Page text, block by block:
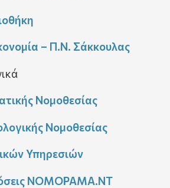
– Π.Ν. Σάκκουλας
Νομοθεσίας
Νομοθεσίας
Υπηρεσιών
ΝΟΜΟΡΑΜΑ.ΝΤ